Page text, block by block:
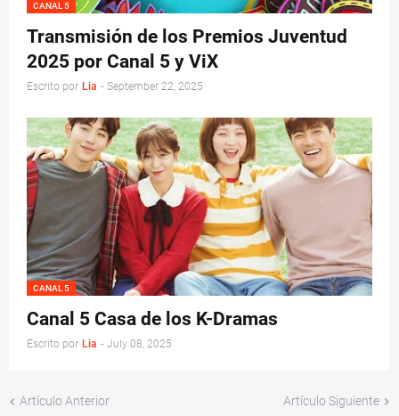
CANAL 5
Transmisión de los Premios Juventud
2025 por Canal 5 y ViX
Escrito por Lia - September 22, 2025
CANAL 5
Canal 5 Casa de los K-Dramas
Escrito por Lia - July 08, 2025
Artículo Anterior Artículo Siguiente